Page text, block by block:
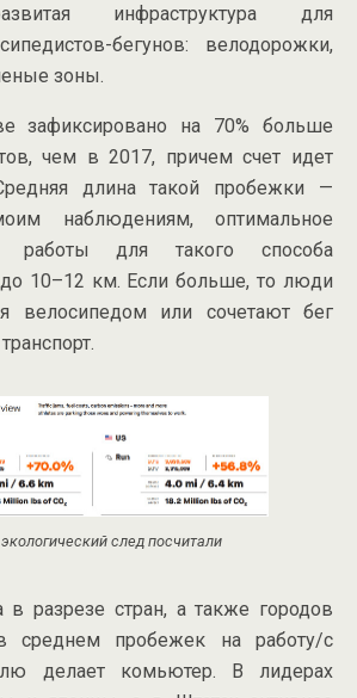
инфраструктура для
бегунов: велодорожки,
зоны.
зафиксировано на 70% больше
чем в 2017, причем счет идет
длина такой пробежки —
наблюдениям, оптимальное
работы для такого способа
10–12 км. Если больше, то люди
велосипедом или сочетают бег
след посчитали
в разрезе стран, а также городов
среднем пробежек на работу/с
делает комьютер. В лидерах